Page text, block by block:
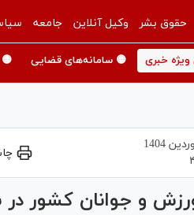
حقوق بشر وکیل آنلاین جامعه
ویژه خبری 🟡 سامانه‌های قضایی
کشور در سال